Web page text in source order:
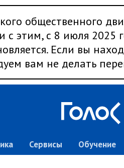
общественного
с этим, с 8 июля 2025
Если вы
вам не делать
Сервисы Обучение